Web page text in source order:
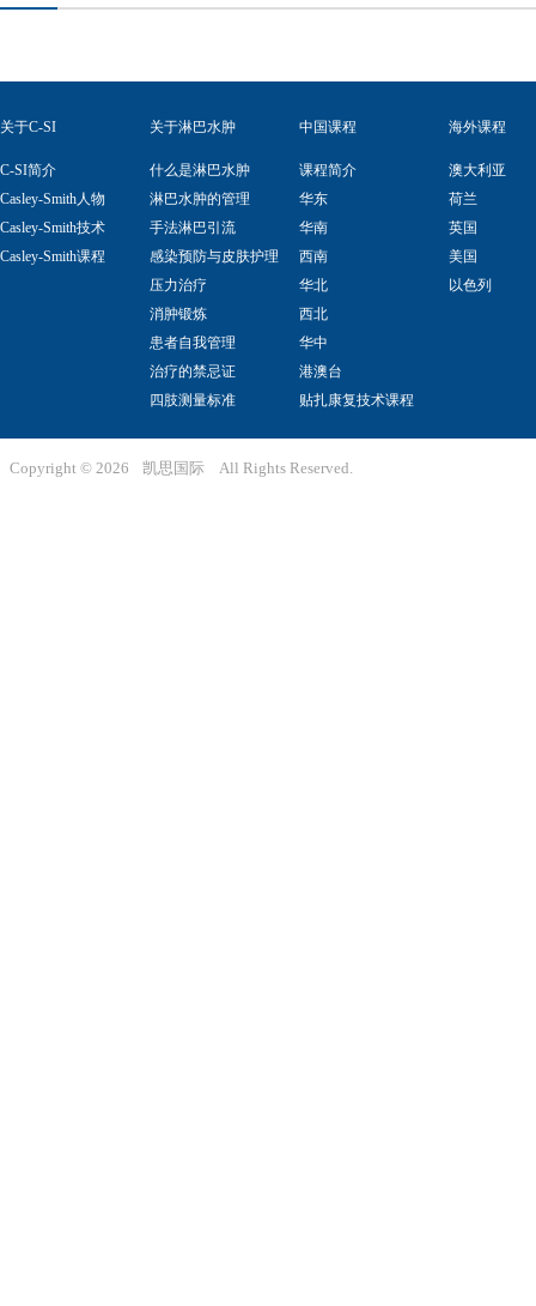
关于C-SI
C-SI简介
Casley-Smith人物
Casley-Smith技术
Casley-Smith课程
关于淋巴水肿
什么是淋巴水肿
淋巴水肿的管理
手法淋巴引流
感染预防与皮肤护理
压力治疗
消肿锻炼
患者自我管理
治疗的禁忌证
四肢测量标准
中国课程
课程简介
华东
华南
西南
华北
西北
华中
港澳台
贴扎康复技术课程
海外课程
澳大利亚
荷兰
英国
美国
以色列
Copyright © 2026 凯思国际 All Rights Reserved.